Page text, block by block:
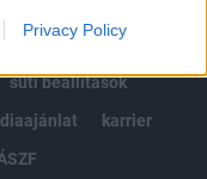
Privacy Policy
süti beállítások
karrier